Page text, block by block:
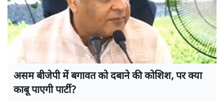
असम बीजेपी में बगावत को दबाने की कोशिश, पर क्या
काबू पाएगी पार्टी?